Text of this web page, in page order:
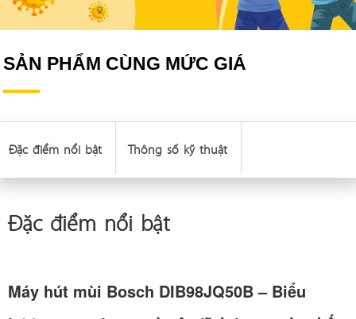
SẢN PHẨM CÙNG MỨC GIÁ
Đặc điểm nổi bật Thông số kỹ thuật
Đặc điểm nổi bật
Máy hút mùi Bosch DIB98JQ50B – Biểu